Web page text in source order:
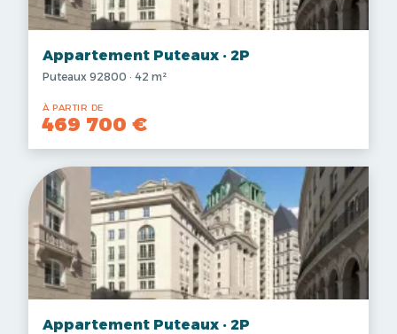
Appartement Puteaux · 2P
Puteaux 92800 · 42 m²
À PARTIR DE
469 700 €
Appartement Puteaux · 2P